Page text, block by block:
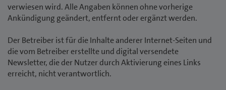
verwiesen wird. Alle Angaben können ohne vorherige
Ankündigung geändert, entfernt oder ergänzt werden.
Der Betreiber ist für die Inhalte anderer Internet-Seiten und
die vom Betreiber erstellte und digital versendete
Newsletter, die der Nutzer durch Aktivierung eines Links
erreicht, nicht verantwortlich.